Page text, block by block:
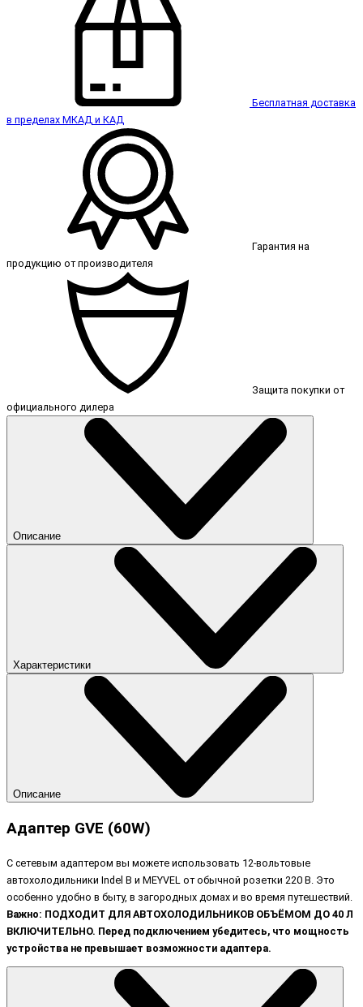
Бесплатная доставка
в пределах МКАД и КАД
Гарантия на
продукцию от производителя
Защита покупки от
официального дилера
Описание
Характеристики
Описание
Адаптер GVE (60W)
С сетевым адаптером вы можете использовать 12-вольтовые
автохолодильники Indel B и MEYVEL от обычной розетки 220 В. Это
особенно удобно в быту, в загородных домах и во время путешествий.
Важно: ПОДХОДИТ ДЛЯ АВТОХОЛОДИЛЬНИКОВ ОБЪЁМОМ ДО 40 Л
ВКЛЮЧИТЕЛЬНО. Перед подключением убедитесь, что мощность
устройства не превышает возможности адаптера.